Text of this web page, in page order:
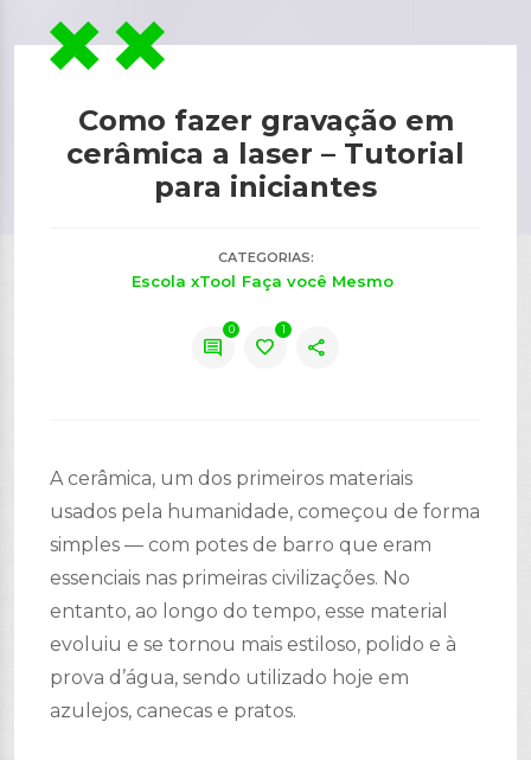
Como fazer gravação em
cerâmica a laser – Tutorial
para iniciantes
CATEGORIAS:
Escola xTool Faça você Mesmo
comment
0
favorite
1
share
A cerâmica, um dos primeiros materiais
usados pela humanidade, começou de forma
simples — com potes de barro que eram
essenciais nas primeiras civilizações. No
entanto, ao longo do tempo, esse material
evoluiu e se tornou mais estiloso, polido e à
prova d’água, sendo utilizado hoje em
azulejos, canecas e pratos.